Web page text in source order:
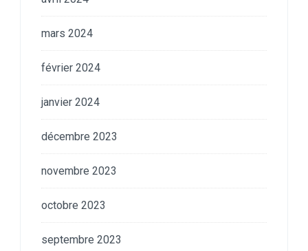
mars 2024
février 2024
janvier 2024
décembre 2023
novembre 2023
octobre 2023
septembre 2023